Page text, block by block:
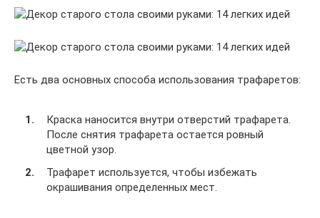
Есть два основных способа использования трафаретов:
Краска наносится внутри отверстий трафарета.
После снятия трафарета остается ровный
цветной узор.
Трафарет используется, чтобы избежать
окрашивания определенных мест.